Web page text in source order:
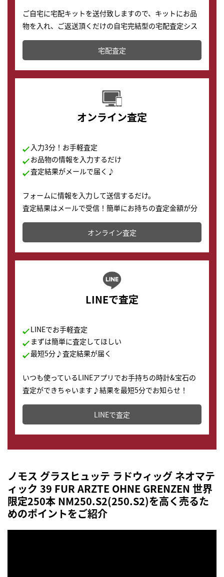
ご自宅に宅配キットを送付致しますので、キットにお品
物を入れ、ご返送頂くだけの自宅完結型の宅配査定シス
テムです。
配送でも簡単&安全に査定・買取に出すことが可能で
す。
宅配査定
オンライン査定
入力3分！お手軽査定
お品物の情報を入力するだけ
査定結果がメールで届く♪
フォームに情報を入力して送信するだけ。
査定結果はメールで受信！簡単にお持ちの査定金額が分
かります。
オンライン査定
LINEで査定
LINEでお手軽査定
まずは簡単に査定してほしい
最短5分♪査定結果が届く
いつも使っているLINEアプリでお手持ちの時計&宝石の
査定ができちゃいます♪結果を最短5分でお知らせ！
どこからでもすぐに査定金額を知ることが出来ます。
LINEで査定
ノモス グラスヒュッテ ラドウィッグ ネオマテ
ィック 39 FUR ARZTE OHNE GRENZEN 世界
限定250本 NM250.S2(250.S2)を高く売るた
めのポイントをご紹介